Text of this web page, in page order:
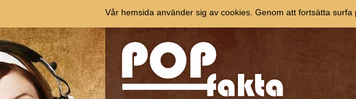
Vår hemsida använder sig av cookies. Genom att fortsätta